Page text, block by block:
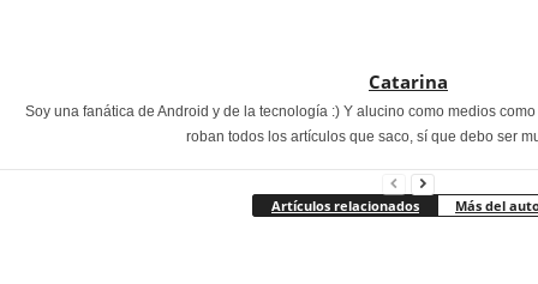
Catarina
Soy una fanática de Android y de la tecnología :) Y alucino como medios
roban todos los artículos que saco, sí que debo ser
Artículos relacionados Más del